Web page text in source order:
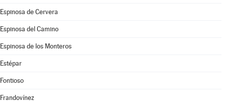
Espinosa de Cervera
Espinosa del Camino
Espinosa de los Monteros
Estépar
Fontioso
Frandovínez